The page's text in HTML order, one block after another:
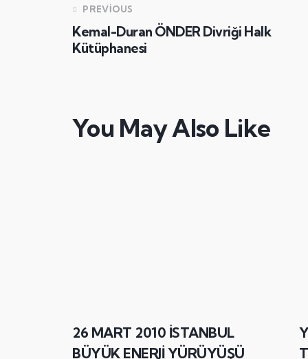
PREVIOUS
Kemal-Duran ÖNDER Divriği Halk
Kütüphanesi
You May Also Like
26 MART 2010 İSTANBUL
BÜYÜK ENERJİ YÜRÜYÜŞÜ